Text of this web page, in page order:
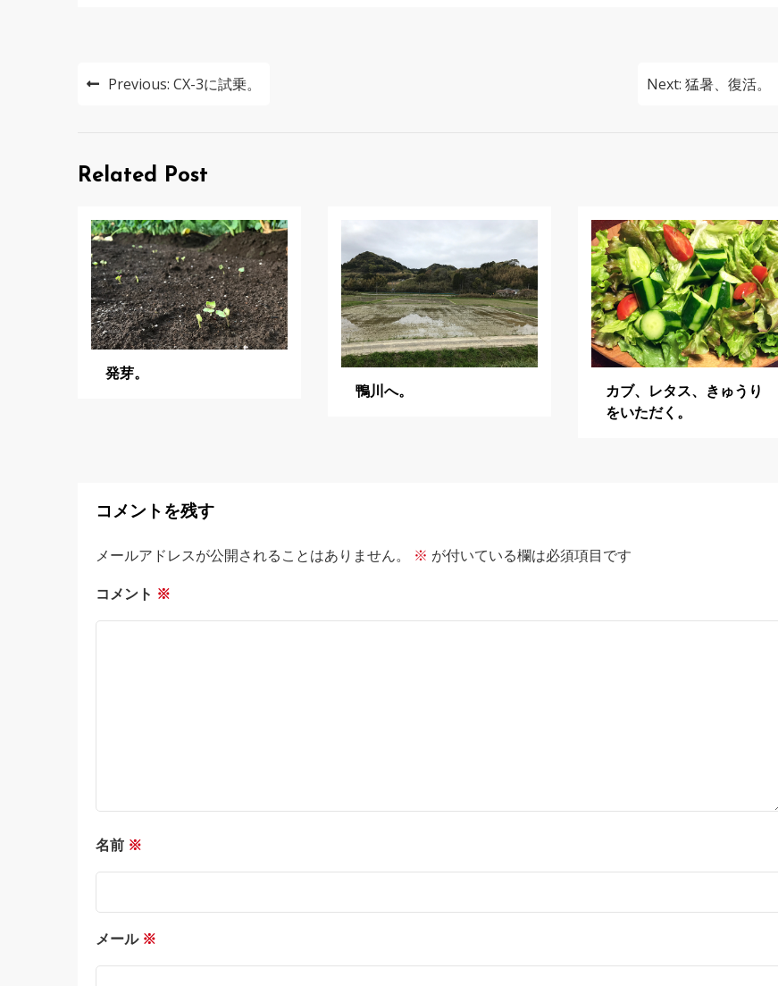
投
ビ
ー
シ
ョ
ン
Previous: CX-3に試乗。 Next: 猛暑、復活。
Related Post
発芽。
鴨川へ。
カブ、レタス、きゅうり
をいただく。
コメントを残す
メールアドレスが公開されることはありません。 ※ が付いている欄は必須項目です
コメント ※
名前 ※
メール ※